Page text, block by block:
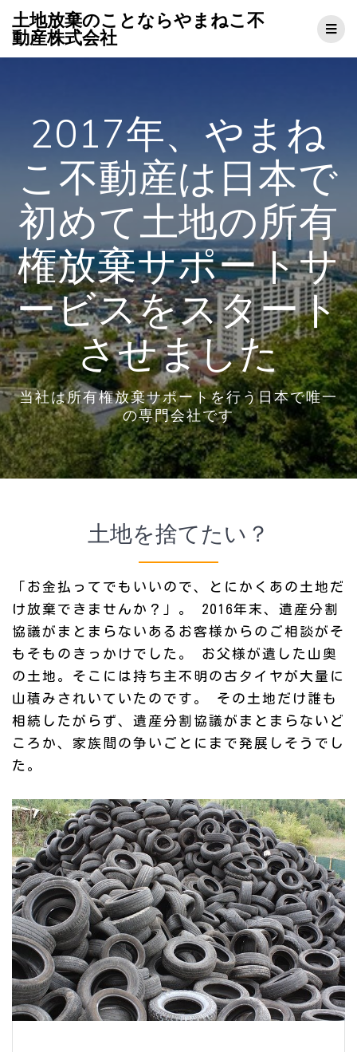
ン
ン
土地放棄のことならやまねこ不
動産株式会社
2017年、やまね
こ不動産は日本で
初めて土地の所有
権放棄サポートサ
ービスをスタート
させました
当社は所有権放棄サポートを行う日本で唯一
の専門会社です
土地を捨てたい？
「お金払ってでもいいので、とにかくあの土地だ
け放棄できませんか？」。
2016年末、遺産分割
協議がまとまらないあるお客様からのご相談がそ
もそものきっかけでした。
お父様が遺した山奥
の土地。そこには持ち主不明の古タイヤが大量に
山積みされいていたのです。
その土地だけ誰も
相続したがらず、遺産分割協議がまとまらないど
ころか、家族間の争いごとにまで発展しそうでし
た。